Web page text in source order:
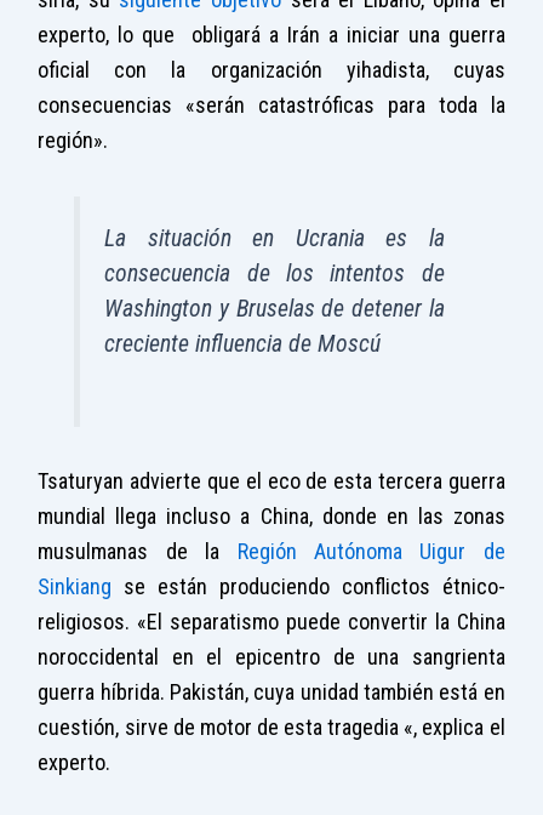
experto, lo que obligará a Irán a iniciar una guerra
oficial con la organización yihadista, cuyas
consecuencias «serán catastróficas para toda la
región».
La situación en Ucrania es la
consecuencia de los intentos de
Washington y Bruselas de detener la
creciente influencia de Moscú
Tsaturyan advierte que el eco de esta tercera guerra
mundial llega incluso a China, donde en las zonas
musulmanas de la Región Autónoma Uigur de
Sinkiang se están produciendo conflictos étnico-
religiosos. «El separatismo puede convertir la China
noroccidental en el epicentro de una sangrienta
guerra híbrida. Pakistán, cuya unidad también está en
cuestión, sirve de motor de esta tragedia «, explica el
experto.